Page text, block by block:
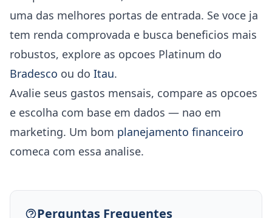
uma das melhores portas de entrada. Se voce ja
tem renda comprovada e busca beneficios mais
robustos, explore as opcoes Platinum do
Bradesco ou do Itau.
Avalie seus gastos mensais, compare as opcoes
e escolha com base em dados — nao em
marketing. Um bom planejamento financeiro
comeca com essa analise.
Perguntas Frequentes